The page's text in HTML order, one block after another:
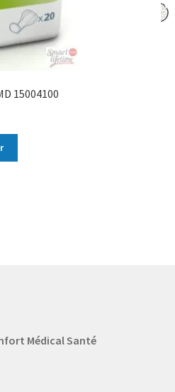
15004100
Médical Santé